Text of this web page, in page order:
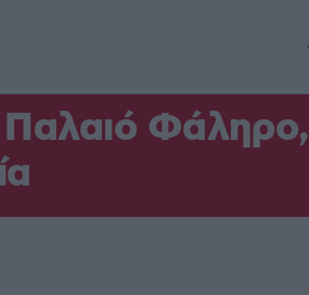
Παλαιό Φάληρο,